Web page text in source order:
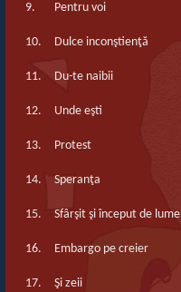
9. Pentru voi
10. Dulce inconştienţă
11. Du-te naibii
12. Unde eşti
13. Protest
14. Speranţa
15. Sfârşit şi început de lume
16. Embargo pe creier
17. Şi zeii